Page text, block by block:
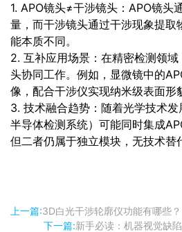
1. APO镜头≠干涉镜头：APO镜头
量，而干涉镜头通过干涉现象提取
能本质不同。
2. 互补应用场景：在精密检测领
头协同工作。例如，显微镜中的
像，配合干涉仪实现纳米级表面形
3. 技术融合趋势：随着光学技术
半导体检测系统）可能同时集成
但二者仍属于独立模块，无技术替
上一篇:3D白光干涉轮廓仪功能有哪些？
下一篇:新手必读：机器视觉缺